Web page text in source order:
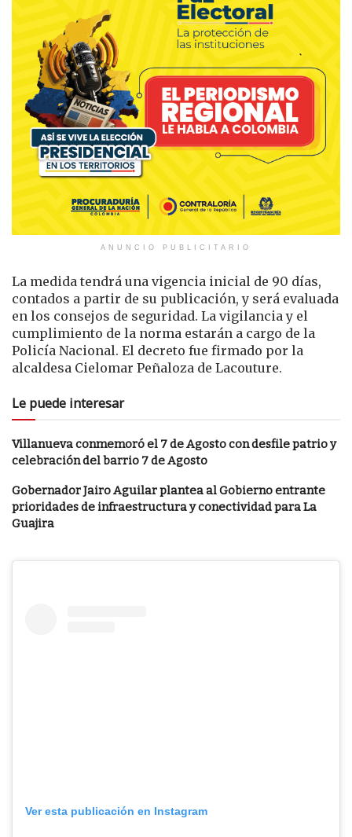
ANUNCIO PUBLICITARIO
La medida tendrá una vigencia inicial de 90 días,
contados a partir de su publicación, y será evaluada
en los consejos de seguridad. La vigilancia y el
cumplimiento de la norma estarán a cargo de la
Policía Nacional. El decreto fue firmado por la
alcaldesa Cielomar Peñaloza de Lacouture.
Le puede interesar
Villanueva conmemoró el 7 de Agosto con desfile patrio y
celebración del barrio 7 de Agosto
Gobernador Jairo Aguilar plantea al Gobierno entrante
prioridades de infraestructura y conectividad para La
Guajira
Ver esta publicación en Instagram